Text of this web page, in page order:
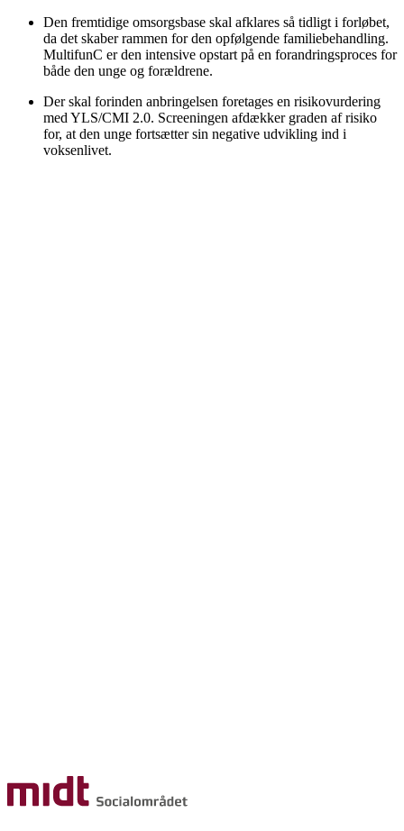
Den fremtidige omsorgsbase skal afklares så tidligt i forløbet,
da det skaber rammen for den opfølgende familiebehandling.
MultifunC er den intensive opstart på en forandringsproces for
både den unge og forældrene.
Der skal forinden anbringelsen foretages en risikovurdering
med YLS/CMI 2.0. Screeningen afdækker graden af risiko
for, at den unge fortsætter sin negative udvikling ind i
voksenlivet.